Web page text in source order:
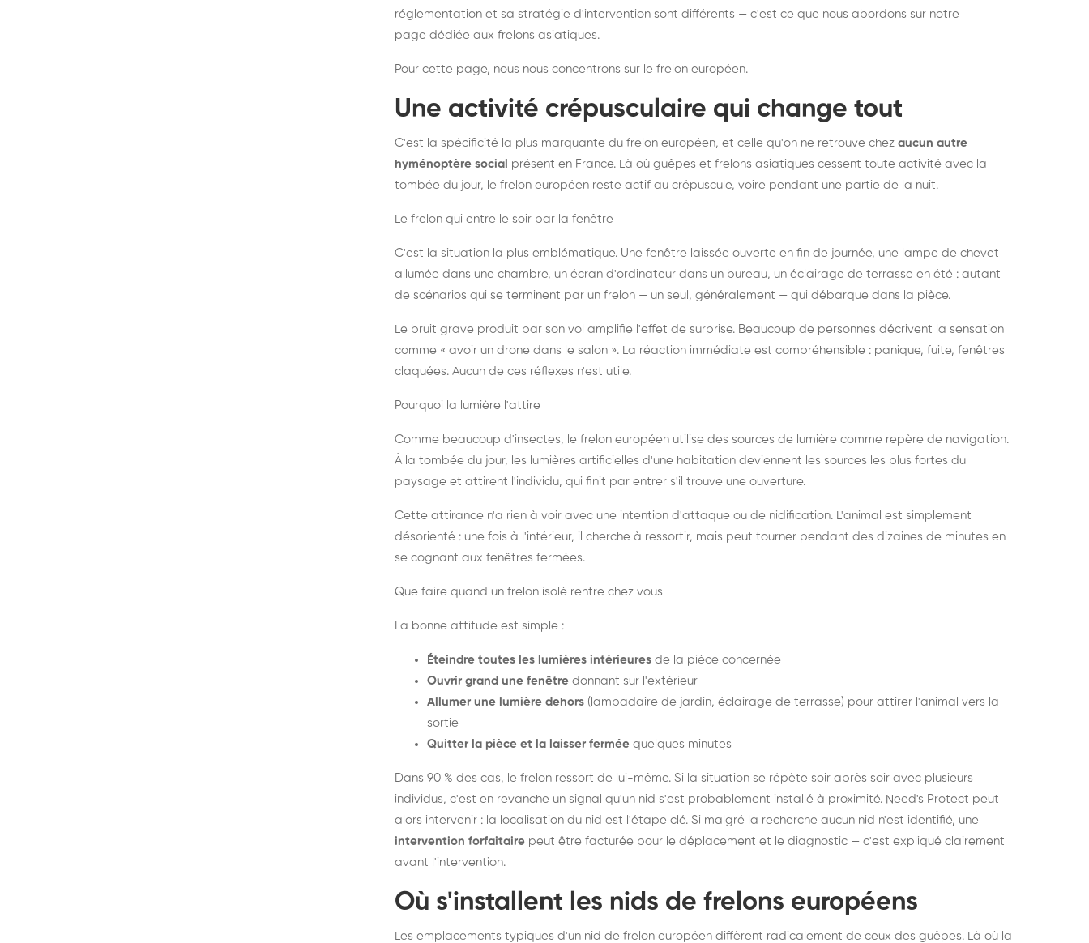
réglementation et sa stratégie d'intervention sont différents — c'est ce que nous abordons sur notre
page dédiée aux frelons asiatiques.
Pour cette page, nous nous concentrons sur le frelon européen.
Une activité crépusculaire qui change tout
C'est la spécificité la plus marquante du frelon européen, et celle qu'on ne retrouve chez aucun autre
hyménoptère social présent en France. Là où guêpes et frelons asiatiques cessent toute activité avec la
tombée du jour, le frelon européen reste actif au crépuscule, voire pendant une partie de la nuit.
Le frelon qui entre le soir par la fenêtre
C'est la situation la plus emblématique. Une fenêtre laissée ouverte en fin de journée, une lampe de chevet
allumée dans une chambre, un écran d'ordinateur dans un bureau, un éclairage de terrasse en été : autant
de scénarios qui se terminent par un frelon — un seul, généralement — qui débarque dans la pièce.
Le bruit grave produit par son vol amplifie l'effet de surprise. Beaucoup de personnes décrivent la sensation
comme « avoir un drone dans le salon ». La réaction immédiate est compréhensible : panique, fuite, fenêtres
claquées. Aucun de ces réflexes n'est utile.
Pourquoi la lumière l'attire
Comme beaucoup d'insectes, le frelon européen utilise des sources de lumière comme repère de navigation.
À la tombée du jour, les lumières artificielles d'une habitation deviennent les sources les plus fortes du
paysage et attirent l'individu, qui finit par entrer s'il trouve une ouverture.
Cette attirance n'a rien à voir avec une intention d'attaque ou de nidification. L'animal est simplement
désorienté : une fois à l'intérieur, il cherche à ressortir, mais peut tourner pendant des dizaines de minutes en
se cognant aux fenêtres fermées.
Que faire quand un frelon isolé rentre chez vous
La bonne attitude est simple :
Éteindre toutes les lumières intérieures de la pièce concernée
Ouvrir grand une fenêtre donnant sur l'extérieur
Allumer une lumière dehors (lampadaire de jardin, éclairage de terrasse) pour attirer l'animal vers la
sortie
Quitter la pièce et la laisser fermée quelques minutes
Dans 90 % des cas, le frelon ressort de lui-même. Si la situation se répète soir après soir avec plusieurs
individus, c'est en revanche un signal qu'un nid s'est probablement installé à proximité. Need's Protect peut
alors intervenir : la localisation du nid est l'étape clé. Si malgré la recherche aucun nid n'est identifié, une
intervention forfaitaire peut être facturée pour le déplacement et le diagnostic — c'est expliqué clairement
avant l'intervention.
Où s'installent les nids de frelons européens
Les emplacements typiques d'un nid de frelon européen diffèrent radicalement de ceux des guêpes. Là où la